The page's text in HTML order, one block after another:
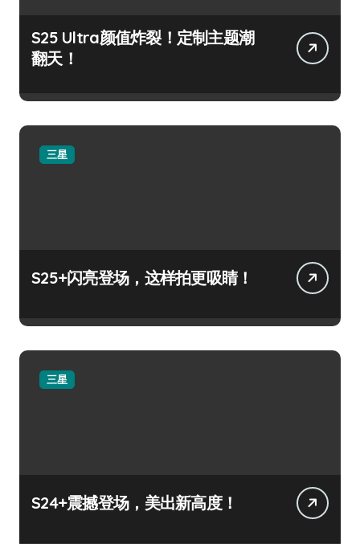
S25 Ultra颜值炸裂！定制主题潮
翻天！
三星
S25+闪亮登场，这样拍更吸睛！
三星
S24+震撼登场，美出新高度！